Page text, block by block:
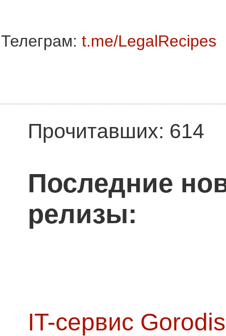
Телеграм: t.me/LegalRecipes
Прочитавших: 614
Последние
релизы:
IT-сервис